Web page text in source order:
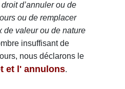
d’annuler ou de
ou de remplacer
de valeur ou de nature
insuffisant de
nous déclarons le
et l' annulons.